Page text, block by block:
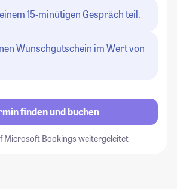
15-minütigen Gespräch teil.
Wunschgutschein im Wert von
finden und buchen
Microsoft Bookings weitergeleitet